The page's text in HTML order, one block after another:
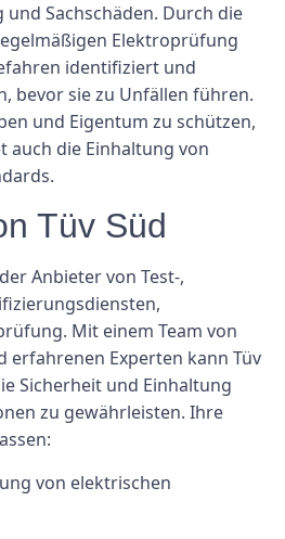
Sachschäden. Durch die
Elektroprüfung
identifiziert und
bevor sie zu Unfällen führen.
und Eigentum zu schützen,
auch die Einhaltung von
Tüv Süd
Anbieter von Test-,
Mit einem Team von
erfahrenen Experten kann Tüv
Sicherheit und Einhaltung
zu gewährleisten. Ihre
von elektrischen